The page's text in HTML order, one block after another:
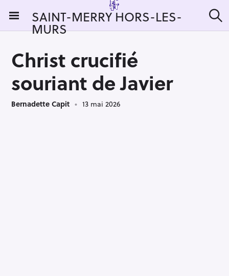
i
SAINT-MERRY HORS-LES-
MURS e
Christ crucifié
souriant de Javier
Bernadette Capit 13 mai 2026